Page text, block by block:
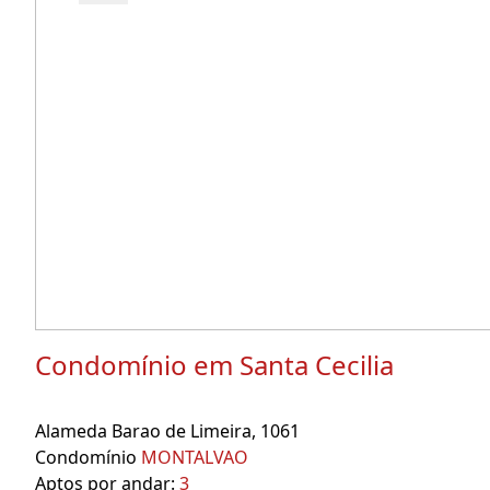
Condomínio em Santa Cecilia
Alameda Barao de Limeira, 1061
Condomínio MONTALVAO
Aptos por andar: 3